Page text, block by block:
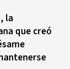
la
que creó